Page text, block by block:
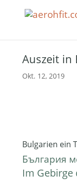
Auszeit in
Okt. 12, 2019
Bulgarien ein
България
Im Gebirge